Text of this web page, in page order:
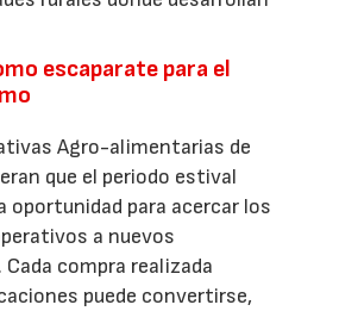
escaparate para el
Agro-alimentarias de
que el periodo estival
oportunidad para acercar los
a nuevos
compra realizada
puede convertirse,